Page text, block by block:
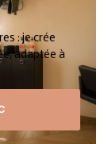
: je crée
adaptée à